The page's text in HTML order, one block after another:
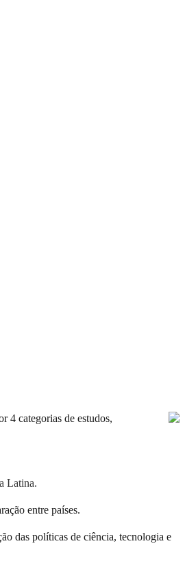
4 categorias de estudos,
Latina.
entre países.
das políticas de ciência, tecnologia e